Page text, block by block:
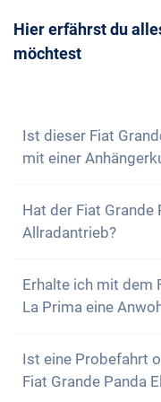
Möglichkeit, dein
zu buchen.
kannst du uns
Beratungstermin mit
Hier erfährst du
möchtest
Ist dieser Fiat
mit einer
nicht mit einer
hast aber die
Hat der Fiat Grande
Allradantrieb?
verfügt über keinen
dennoch bestens
Erhalte ich mit dem
La Prima eine
Wohnkanton
eine Anwohnerkarte
Ist eine Probefahrt
Fiat Grande Panda